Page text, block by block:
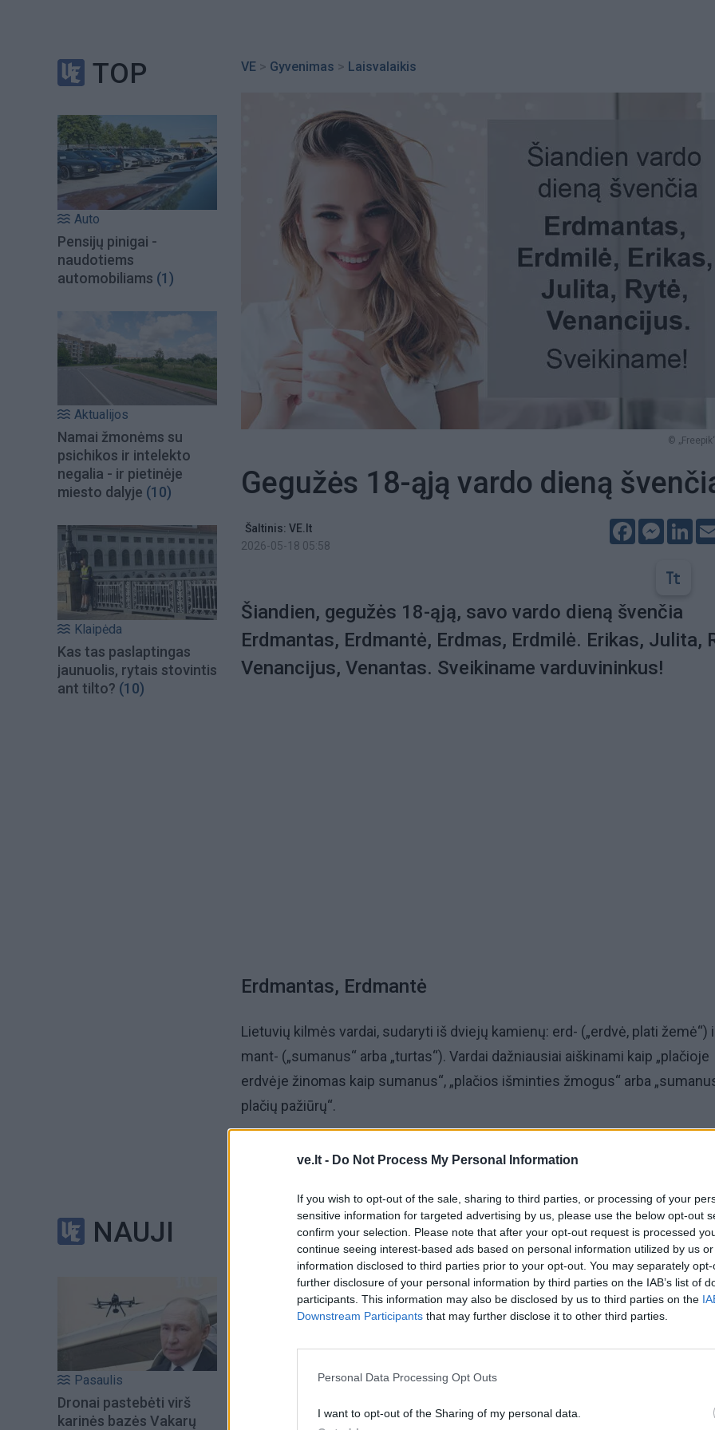
ve.lt - Do Not Process My Personal Information
If you wish to opt-out of the sale, sharing to third parties, or processing of your
sensitive information for targeted advertising by us, please use the below opt-out
confirm your selection. Please note that after your opt-out request is processed
continue seeing interest-based ads based on personal information utilized by us
information disclosed to third parties prior to your opt-out. You may separately
further disclosure of your personal information by third parties on the IAB’s list of
participants. This information may also be disclosed by us to third parties on the
Downstream Participants that may further disclose it to other third parties.
Personal Data Processing Opt Outs
I want to opt-out of the Sharing of my personal data.
TOP
Auto
Pensijų pinigai -
naudotiems
automobiliams (1)
Aktualijos
Namai žmonėms su
psichikos ir intelekto
negalia - ir pietinėje
miesto dalyje (10)
Klaipėda
Kas tas paslaptingas
jaunuolis, rytais stovintis
ant tilto? (10)
NAUJI
Pasaulis
Dronai pastebėti virš
karinės bazės Vakarų
VE > Gyvenimas > Laisvalaikis
©
Gegužės 18-ąją vardo dieną
Šaltinis: VE.lt
2026-05-18 05:58
Facebook
Šiandien, gegužės 18-ąją, savo vardo dieną švenčia
Erdmantas, Erdmantė, Erdmas, Erdmilė. Erikas, Julita,
Venancijus, Venantas. Sveikiname varduvininkus!
Erdmantas, Erdmantė
Lietuvių kilmės vardai, sudaryti iš dviejų kamienų: erd- („erdvė, plati žemė“)
mant- („sumanus“ arba „turtas“). Vardai dažniausiai aiškinami kaip „plačioje
erdvėje žinomas kaip sumanus“, „plačios išminties žmogus“ arba
plačių pažiūrų“.
Erdmas
Lietuvių kilmės vardas, dažniausiai naudojamas kaip ilgesnių vardų, tokių
Erdmantas, trumpinys. Vardo reikšmė kildinama iš dviejų dalių: erd-
mant- („sumanus“).